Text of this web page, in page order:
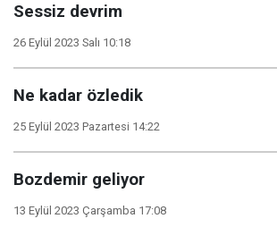
Sessiz devrim
26 Eylül 2023 Salı 10:18
Ne kadar özledik
25 Eylül 2023 Pazartesi 14:22
Bozdemir geliyor
13 Eylül 2023 Çarşamba 17:08